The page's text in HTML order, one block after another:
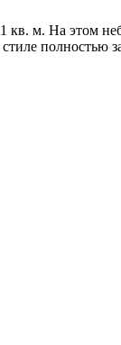
м. На этом
полностью